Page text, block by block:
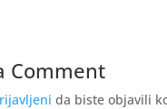
Comment
da biste objavili